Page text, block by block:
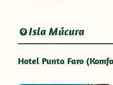
Isla Múcura
Hotel Punta Faro